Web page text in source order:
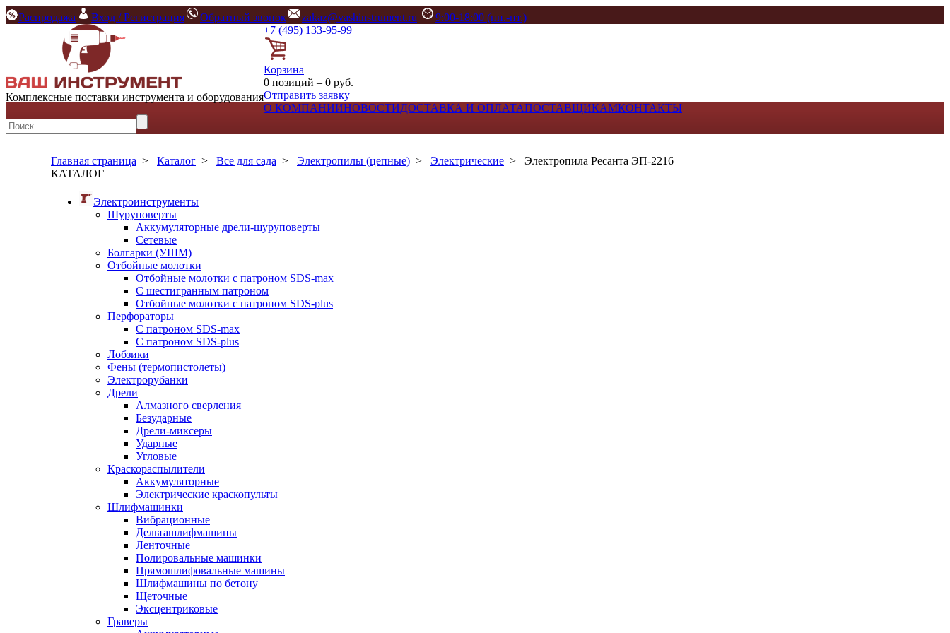
Распродажа Вход / Регистрация Обратный звонок zakaz@vashinstrument.ru 9:00-18:00 (пн.-пт.)
Комплексные поставки инструмента и оборудования
+7 (495) 133-95-99
Корзина
0 позиций – 0 руб.
Отправить заявку
О КОМПАНИИНОВОСТИДОСТАВКА И ОПЛАТАПОСТАВЩИКАМКОНТАКТЫ
Главная страница > Каталог > Все для сада > Электропилы (цепные) > Электрические > Электропила Ресанта ЭП-2216
КАТАЛОГ
Электроинструменты
Шуруповерты
Аккумуляторные дрели-шуруповерты
Сетевые
Болгарки (УШМ)
Отбойные молотки
Отбойные молотки с патроном SDS-max
С шестигранным патроном
Отбойные молотки с патроном SDS-plus
Перфораторы
С патроном SDS-max
С патроном SDS-plus
Лобзики
Фены (термопистолеты)
Электрорубанки
Дрели
Алмазного сверления
Безударные
Дрели-миксеры
Ударные
Угловые
Краскораспылители
Аккумуляторные
Электрические краскопульты
Шлифмашинки
Вибрационные
Дельташлифмашины
Ленточные
Полировальные машинки
Прямошлифовальные машины
Шлифмашины по бетону
Щеточные
Эксцентриковые
Граверы